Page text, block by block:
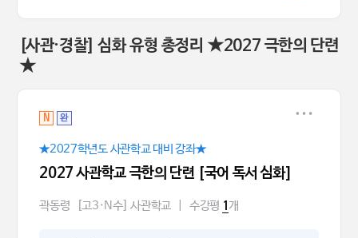
[사관·경찰] 심화 유형 총정리 ★2027 극한의 단련
★
N 완
★2027학년도 사관학교 대비 강좌★
2027 사관학교 극한의 단련 [국어 독서 심화]
곽동령 [고3·N수] 사관학교 수강평 1개